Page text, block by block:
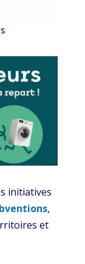
initiatives
,
et